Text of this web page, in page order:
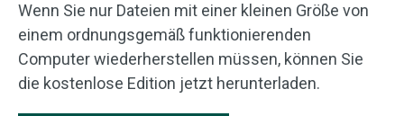
Wenn Sie nur Dateien mit einer kleinen Größe von
einem ordnungsgemäß funktionierenden
Computer wiederherstellen müssen, können Sie
die kostenlose Edition jetzt herunterladen.